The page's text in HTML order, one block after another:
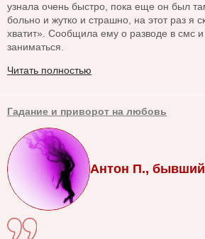
узнала очень быстро, пока еще он был
больно и жутко и страшно, на этот раз я
хватит». Сообщила ему о разводе в смс
заниматься.
Читать полностью
Гадание и приворот на любовь
Антон П., бывший